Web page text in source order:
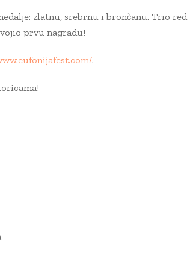
zlatnu, srebrnu i brončanu. Trio red
prvu nagradu!
.